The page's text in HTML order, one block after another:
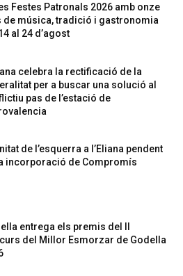
Festes Patronals 2026 amb onze
de música, tradició i gastronomia
al 24 d’agost
celebra la rectificació de la
per a buscar una solució al
pas de l’estació de
de l’esquerra a l’Eliana pendent
incorporació de Compromís
entrega els premis del II
del Millor Esmorzar de Godella